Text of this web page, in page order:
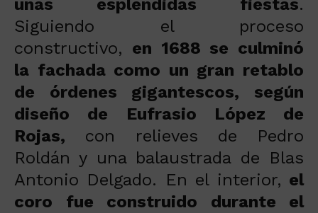
unas espléndidas fiestas.
Siguiendo el proceso
constructivo, en 1688 se culminó
la fachada como un gran retablo
de órdenes gigantescos, según
diseño de Eufrasio López de
Rojas, con relieves de Pedro
Roldán y una balaustrada de Blas
Antonio Delgado. En el interior, el
coro fue construido durante el